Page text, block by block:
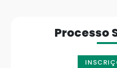
Processo